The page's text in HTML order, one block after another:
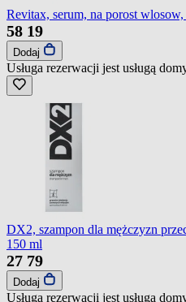
Revitax, serum, na porost
58 19
Dodaj
Usługa rezerwacji jest usługą
DX2, szampon dla mężczyzn
150 ml
27 79
Dodaj
Usługa rezerwacji jest usługą